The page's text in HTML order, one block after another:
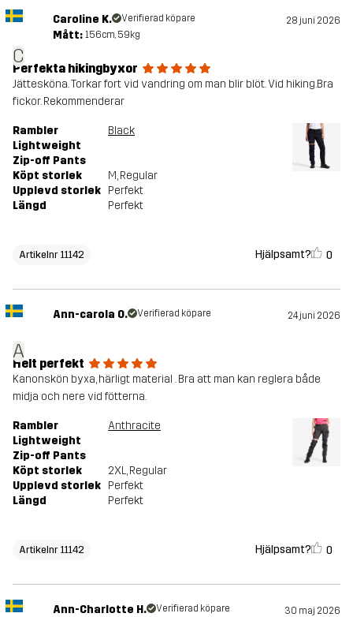
C
Caroline K. Verifierad köpare 28 juni 2026
Mått: 156cm, 59kg
Perfekta hikingbyxor
Jättesköna. Torkar fort vid vandring om man blir blöt. Vid hiking.Bra
fickor. Rekommenderar
Rambler
Lightweight
Zip-off Pants
Black
Köpt storlek M, Regular
Upplevd storlek Perfekt
Längd
Perfekt
Artikelnr 11142 Hjälpsamt? 0
A
Ann-carola O. Verifierad köpare 24 juni 2026
Helt perfekt
Kanonskön byxa, härligt material . Bra att man kan reglera både
midja och nere vid fötterna.
Rambler
Lightweight
Zip-off Pants
Anthracite
Köpt storlek 2XL, Regular
Upplevd storlek Perfekt
Längd
Perfekt
Artikelnr 11142 Hjälpsamt? 0
Ann-Charlotte H. Verifierad köpare 30 maj 2026